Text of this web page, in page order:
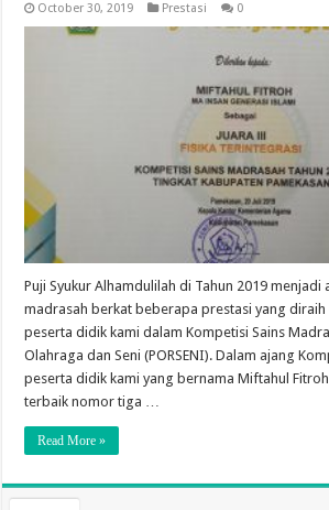
October 30, 2019 Prestasi 0
Puji Syukur Alhamdulilah di Tahun 2019 menjadi
madrasah berkat beberapa prestasi yang
peserta didik kami dalam Kompetisi Sains
Olahraga dan Seni (PORSENI). Dalam ajang
peserta didik kami yang bernama Miftahul
terbaik nomor tiga …
Read More »